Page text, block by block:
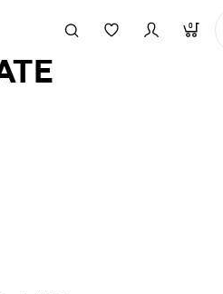
0